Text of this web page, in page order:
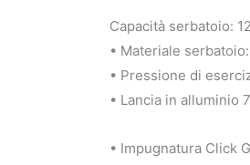
Capacità serbatoio: 12
• Materiale
• Pressione di
• Lancia in alluminio
• Impugnatura Click